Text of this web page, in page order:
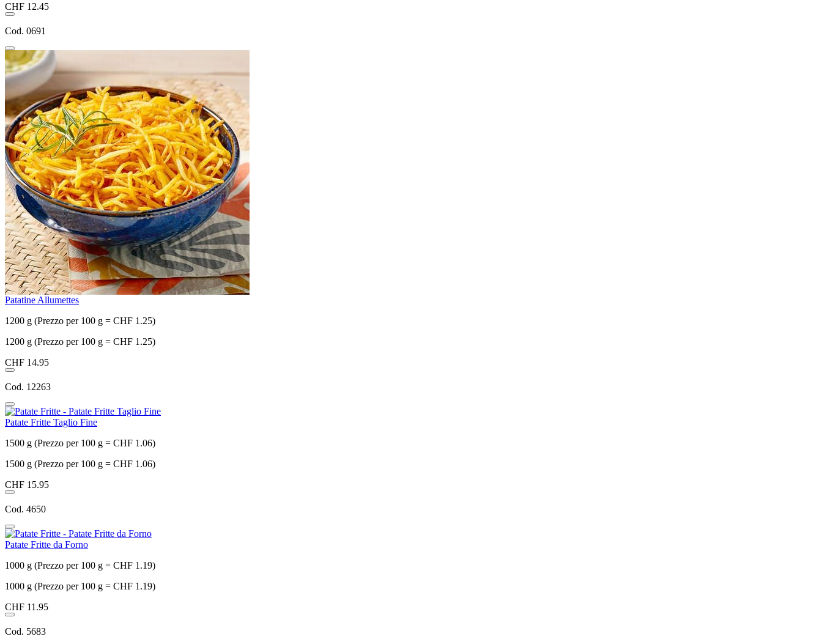
CHF 12.45
Cod. 0691
Patatine Allumettes
1200 g (Prezzo per 100 g = CHF 1.25)
1200 g (Prezzo per 100 g = CHF 1.25)
CHF 14.95
Cod. 12263
Patate Fritte Taglio Fine
1500 g (Prezzo per 100 g = CHF 1.06)
1500 g (Prezzo per 100 g = CHF 1.06)
CHF 15.95
Cod. 4650
Patate Fritte da Forno
1000 g (Prezzo per 100 g = CHF 1.19)
1000 g (Prezzo per 100 g = CHF 1.19)
CHF 11.95
Cod. 5683